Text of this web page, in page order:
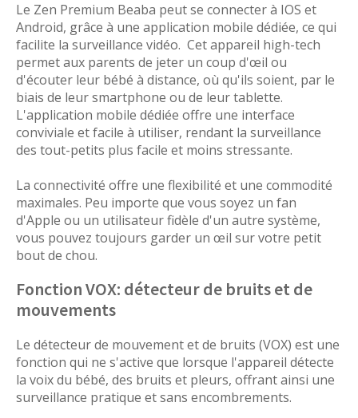
Le Zen Premium Beaba peut se connecter à IOS et
Android, grâce à une application mobile dédiée, ce qui
facilite la surveillance vidéo. Cet appareil high-tech
permet aux parents de jeter un coup d'œil ou
d'écouter leur bébé à distance, où qu'ils soient, par le
biais de leur smartphone ou de leur tablette.
L'application mobile dédiée offre une interface
conviviale et facile à utiliser, rendant la surveillance
des tout-petits plus facile et moins stressante.
La connectivité offre une flexibilité et une commodité
maximales. Peu importe que vous soyez un fan
d'Apple ou un utilisateur fidèle d'un autre système,
vous pouvez toujours garder un œil sur votre petit
bout de chou.
Fonction VOX: détecteur de bruits et de
mouvements
Le détecteur de mouvement et de bruits (VOX) est une
fonction qui ne s'active que lorsque l'appareil détecte
la voix du bébé, des bruits et pleurs, offrant ainsi une
surveillance pratique et sans encombrements.